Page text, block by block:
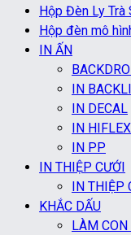
Hộp Đèn Ly Trà
Hộp đèn mô
IN ẤN
IN
IN DECAL
IN HIFLEX
IN PP
IN THIỆP CƯỚI
IN THIỆP
KHẮC DẤU
LÀM CON